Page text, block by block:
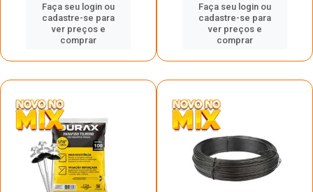
Faça seu login ou
cadastre-se para
ver preços e
comprar
Faça seu login ou
cadastre-se para
ver preços e
comprar